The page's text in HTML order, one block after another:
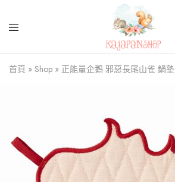
Kajapanshop
日
韓
首頁 » Shop » 正能量企鵝 邪惡長尾山雀 鍋墊